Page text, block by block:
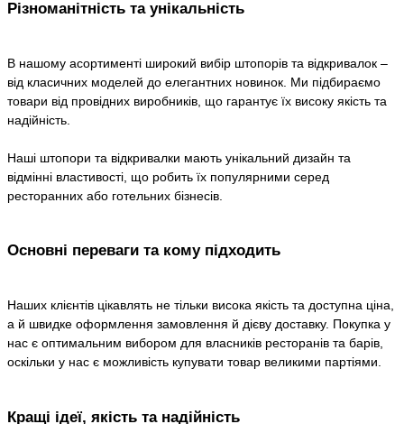
Різноманітність та унікальність
В нашому асортименті широкий вибір штопорів та відкривалок –
від класичних моделей до елегантних новинок. Ми підбираємо
товари від провідних виробників, що гарантує їх високу якість та
надійність.
Наші штопори та відкривалки мають унікальний дизайн та
відмінні властивості, що робить їх популярними серед
ресторанних або готельних бізнесів.
Основні переваги та кому підходить
Наших клієнтів цікавлять не тільки висока якість та доступна ціна,
а й швидке оформлення замовлення й дієву доставку. Покупка у
нас є оптимальним вибором для власників ресторанів та барів,
оскільки у нас є можливість купувати товар великими партіями.
Кращі ідеї, якість та надійність